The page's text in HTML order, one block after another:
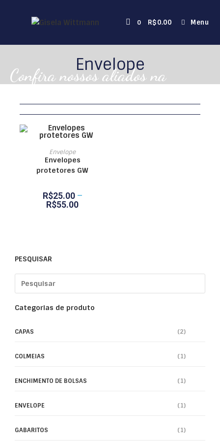
0 R$0.00 Menu
Envelope
Confira nossos aliados na
VER OPÇÕES
Envelope
Envelopes
protetores GW
R$25.00 –
R$55.00
PESQUISAR
Categorias de produto
CAPAS (2)
COLMEIAS (1)
ENCHIMENTO DE BOLSAS (1)
ENVELOPE (1)
GABARITOS (1)